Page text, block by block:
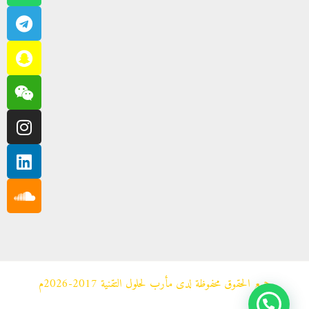
m
u
d
جميع الحقوق محفوظة لدى مأرب لحلول التقنية 2017-2026م